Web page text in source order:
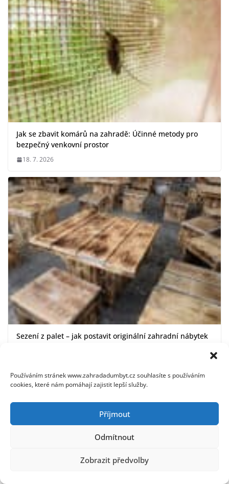
Používáním stránek www.zahradadumbyt.cz souhlasíte s používáním
cookies, které nám pomáhají zajistit lepší služby.
Příjmout
Odmítnout
Zobrazit předvolby
Jak se zbavit komárů na zahradě: Účinné metody pro
bezpečný venkovní prostor
18. 7. 2026
Sezení z palet – jak postavit originální zahradní nábytek